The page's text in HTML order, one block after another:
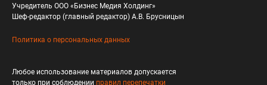
Учредитель ООО «Бизнес Медия Холдинг»
Шеф-редактор (главный редактор) А.В. Брусницын
Политика о персональных данных
Любое использование материалов допускается
только при соблюдении правил перепечатки